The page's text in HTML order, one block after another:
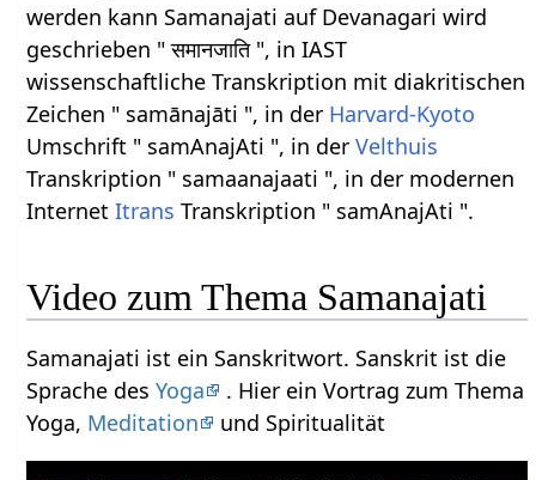
werden kann Samanajati auf Devanagari wird
geschrieben " समानजाति ", in IAST
wissenschaftliche Transkription mit diakritischen
Zeichen " samānajāti ", in der Harvard-Kyoto
Umschrift " samAnajAti ", in derVelthuis
Transkription " samaanajaati ", in der modernen
InternetItrans Transkription " samAnajAti ".
Video zum Thema Samanajati
Samanajati ist ein Sanskritwort. Sanskrit ist die
Sprache desYoga
. Hier ein Vortrag zum Thema
Yoga, Meditation und Spiritualität